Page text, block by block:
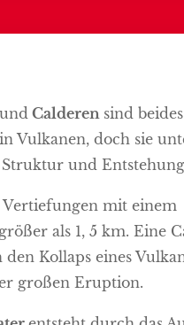
undCalderen sind beides
Vulkanen, doch sie
und
mit einem
als 1, 5 km. Eine
Kollaps eines
großen Eruption.